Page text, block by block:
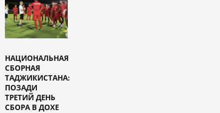
НАЦИОНАЛЬНАЯ
СБОРНАЯ
ТАДЖИКИСТАНА:
ПОЗАДИ
ТРЕТИЙ ДЕНЬ
СБОРА В ДОХЕ